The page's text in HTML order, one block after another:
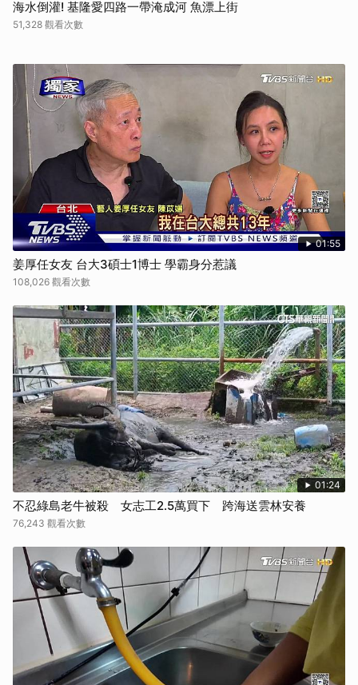
海水倒灌! 基隆愛四路一帶淹成河 魚漂上街
51,328 觀看次數
01:55
姜厚任女友 台大3碩士1博士 學霸身分惹議
108,026 觀看次數
01:24
不忍綠島老牛被殺 女志工2.5萬買下 跨海送雲林安養
76,243 觀看次數